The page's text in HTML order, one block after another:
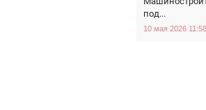
под...
10 мая 2026 11:58